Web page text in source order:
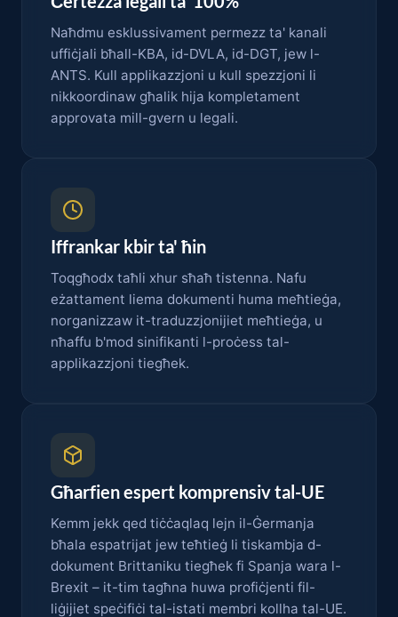
Naħdmu esklussivament permezz ta' kanali
uffiċjali bħall-KBA, id-DVLA, id-DGT, jew l-
ANTS. Kull applikazzjoni u kull spezzjoni li
nikkoordinaw għalik hija kompletament
approvata mill-gvern u legali.
Iffrankar kbir ta' ħin
Toqgħodx taħli xhur sħaħ tistenna. Nafu
eżattament liema dokumenti huma meħtieġa,
norganizzaw it-traduzzjonijiet meħtieġa, u
nħaffu b'mod sinifikanti l-proċess tal-
applikazzjoni tiegħek.
Għarfien espert komprensiv tal-UE
Kemm jekk qed tiċċaqlaq lejn il-Ġermanja
bħala espatrijat jew teħtieġ li tiskambja d-
dokument Brittaniku tiegħek fi Spanja wara l-
Brexit – it-tim tagħna huwa profiċjenti fil-
liġijiet speċifiċi tal-istati membri kollha tal-UE.